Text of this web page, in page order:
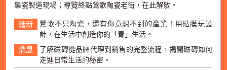
集瓷製造現場；導覽終點鶯歌陶瓷老街，在此解散。
繪新
鶯歌不只陶瓷，還有你意想不到的產業！用貼膜玩設
計，在生活中創造你的「青」生活。
鼎晟
了解磁磚從品牌代理到銷售的完整流程，揭開磁磚如何
走進日常生活的秘密。